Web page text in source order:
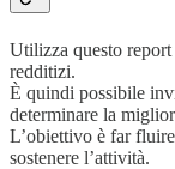
Utilizza questo
redditizi.
È quindi possibile
determinare la
L’obiettivo è far
sostenere l’attività.